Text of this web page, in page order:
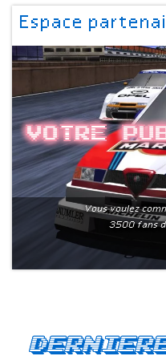
Espace
Votre
Vous voulez
3500 fans